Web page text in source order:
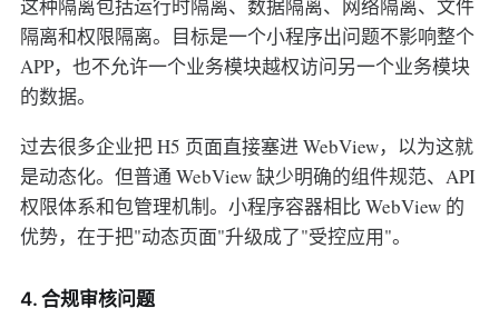
这种隔离包括运行时隔离、数据隔离、网络隔离、文件
隔离和权限隔离。目标是一个小程序出问题不影响整个
APP，也不允许一个业务模块越权访问另一个业务模块
的数据。
过去很多企业把 H5 页面直接塞进 WebView，以为这就
是动态化。但普通 WebView 缺少明确的组件规范、API
权限体系和包管理机制。小程序容器相比 WebView 的
优势，在于把"动态页面"升级成了"受控应用"。
4. 合规审核问题